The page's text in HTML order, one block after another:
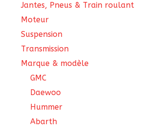
Jantes, Pneus & Train roulant
Moteur
Suspension
Transmission
Marque & modèle
GMC
Daewoo
Hummer
Abarth